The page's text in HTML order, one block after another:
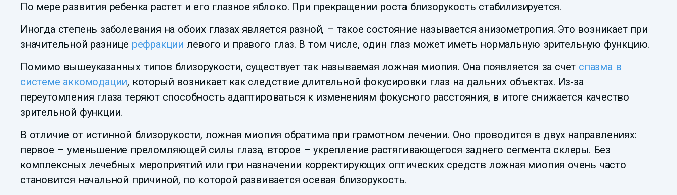
По мере развития ребенка растет и его глазное яблоко. При прекращении роста близорукость стабилизируется.
Иногда степень заболевания на обоих глазах является разной, – такое состояние называется анизометропия. Это возникает при
значительной разнице рефракции левого и правого глаз. В том числе, один глаз может иметь нормальную зрительную функцию.
Помимо вышеуказанных типов близорукости, существует так называемая ложная миопия. Она появляется за счет спазма в
системе аккомодации, который возникает как следствие длительной фокусировки глаз на дальних объектах. Из-за
переутомления глаза теряют способность адаптироваться к изменениям фокусного расстояния, в итоге снижается качество
зрительной функции.
В отличие от истинной близорукости, ложная миопия обратима при грамотном лечении. Оно проводится в двух направлениях:
первое – уменьшение преломляющей силы глаза, второе – укрепление растягивающегося заднего сегмента склеры. Без
комплексных лечебных мероприятий или при назначении корректирующих оптических средств ложная миопия очень часто
становится начальной причиной, по которой развивается осевая близорукость.